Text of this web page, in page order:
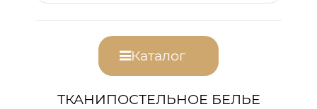
Каталог
ТКАНИПОСТЕЛЬНОЕ БЕЛЬЕ